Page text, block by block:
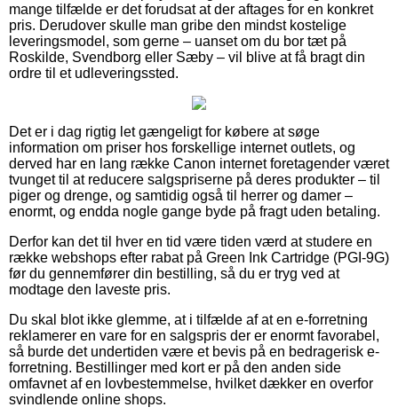
mange tilfælde er det forudsat at der aftages for en konkret
pris. Derudover skulle man gribe den mindst kostelige
leveringsmodel, som gerne – uanset om du bor tæt på
Roskilde, Svendborg eller Sæby – vil blive at få bragt din
ordre til et udleveringssted.
Det er i dag rigtig let gængeligt for købere at søge
information om priser hos forskellige internet outlets, og
derved har en lang række Canon internet foretagender været
tvunget til at reducere salgspriserne på deres produkter – til
piger og drenge, og samtidig også til herrer og damer –
enormt, og endda nogle gange byde på fragt uden betaling.
Derfor kan det til hver en tid være tiden værd at studere en
række webshops efter rabat på Green Ink Cartridge (PGI-9G)
før du gennemfører din bestilling, så du er tryg ved at
modtage den laveste pris.
Du skal blot ikke glemme, at i tilfælde af at en e-forretning
reklamerer en vare for en salgspris der er enormt favorabel,
så burde det undertiden være et bevis på en bedragerisk e-
forretning. Bestillinger med kort er på den anden side
omfavnet af en lovbestemmelse, hvilket dækker en overfor
svindlende online shops.